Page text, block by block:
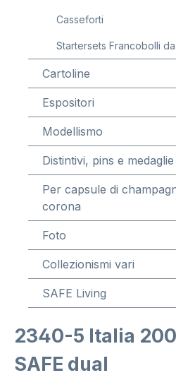
Casseforti
Startersets Francobolli
Cartoline
Espositori
Modellismo
Distintivi, pins e medaglie
Per capsule di
corona
Foto
Collezionismi vari
SAFE Living
2340-5 Italia
SAFE dual